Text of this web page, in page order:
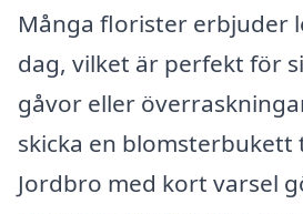
Många florister erbjuder
dag, vilket är perfekt för
gåvor eller
skicka en blomsterbukett
Jordbro med kort varsel